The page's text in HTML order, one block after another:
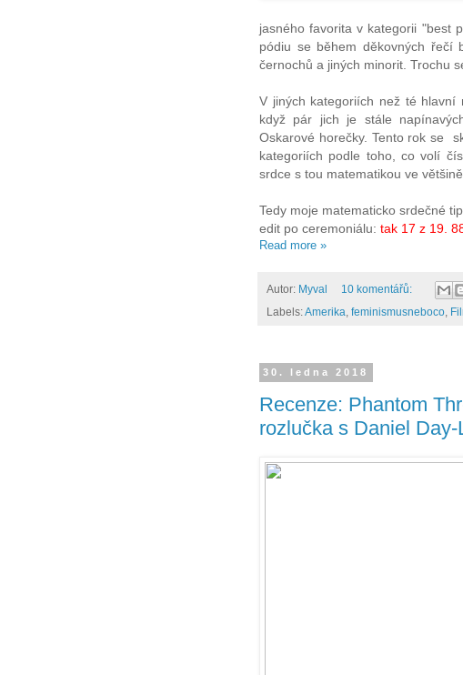
jasného favorita v kategorii "best
pódiu se během děkovných řečí
černochů a jiných minorit. Trochu
V jiných kategoriích než té
když pár jich je stále
Oskarové horečky. Tento rok se
kategoriích podle toho, co volí
srdce s tou matematikou ve
Tedy moje matematicko srdečné
edit po ceremoniálu: tak 17 z 19.
Read more »
Autor: Myval
10 komentářů:
Labels:Amerika feminismusneboco
30. ledna 2018
Recenze: Phantom
rozlučka s Daniel